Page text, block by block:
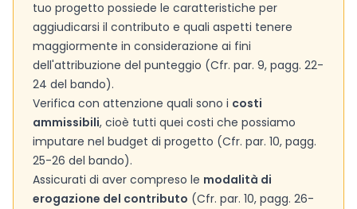
tuo progetto possiede le caratteristiche per
aggiudicarsi il contributo e quali aspetti tenere
maggiormente in considerazione ai fini
dell'attribuzione del punteggio (Cfr. par. 9, pagg. 22-
24 del bando).
Verifica con attenzione quali sono i costi
ammissibili, cioè tutti quei costi che possiamo
imputare nel budget di progetto (Cfr. par. 10, pagg.
25-26 del bando).
Assicurati di aver compreso le modalità di
erogazione del contributo (Cfr. par. 10, pagg. 26-